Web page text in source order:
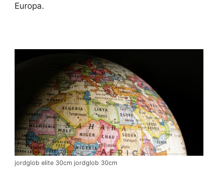
Europa.
jordglob elite 30cm jordglob 30cm